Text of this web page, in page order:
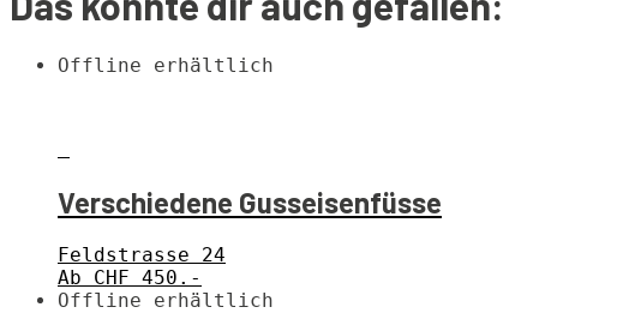
Offline erhältlich
Verschiedene Gusseisenfüsse
Feldstrasse 24
Ab CHF 450.-
Offline erhältlich